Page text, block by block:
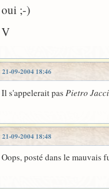
oui ;-)
V
21-09-2004 18:46
Il s'appelerait pas Pietro
21-09-2004 18:48
Oops, posté dans le mauvais